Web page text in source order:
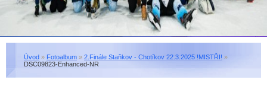
Úvod » Fotoalbum » 2.Finále Staňkov - Chotíkov 22.3.2025 !MISTŘI! »
DSC09823-Enhanced-NR